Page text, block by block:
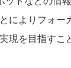
によりフォー
現を目指すこ